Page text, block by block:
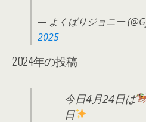
— よくばりジョニー
2025
2024年の投稿
今日4月24日は
日